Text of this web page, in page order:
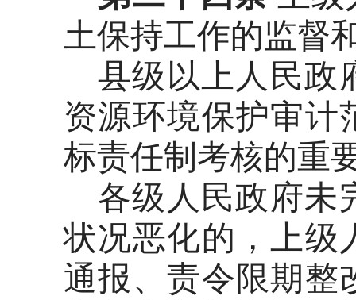
土保持工作的监督
县级以上人民政
资源环境保护审计
标责任制考核的重
各级人民政府未
状况恶化的，上级
通报、责令限期整